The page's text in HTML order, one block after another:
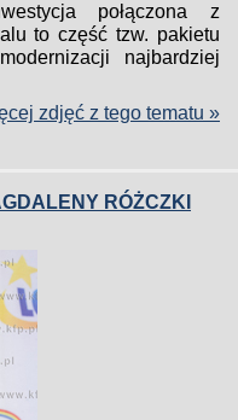
połączona z
to część tzw. pakietu
najbardziej
zdjęć z tego tematu »
RÓŻCZKI